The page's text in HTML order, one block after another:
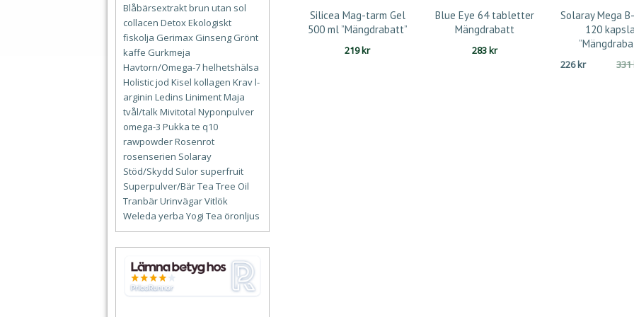
Silicea Mag-tarm Gel
500 ml ”Mängdrabatt”
219kr
Blue Eye 64 tabletter
Mängdrabatt
283kr
Solaray Mega
120
331
226kr
Blåbärsextraktbrun utan sol
collacen DetoxEkologiskt
fiskolja Gerimax Ginseng Grönt
kaffe Gurkmeja
Havtorn/Omega-7helhetshälsa
Holisticjod Kisel kollagen Kravl-
arginin Ledins LinimentMaja
tvål/talkMivitotal Nyponpulver
omega-3 Pukka te q10
rawpowderRosenrot
rosenserien Solaray
Stöd/Skydd Sulor superfruit
Superpulver/BärTea Tree Oil
TranbärUrinvägarVitlök
Weleda yerba Yogi Tea öronljus